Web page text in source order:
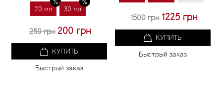
30 мл
200 грн
КУПИТЬ
Быстрый заказ
1500 грн 1225 грн
КУПИТЬ
Быстрый заказ